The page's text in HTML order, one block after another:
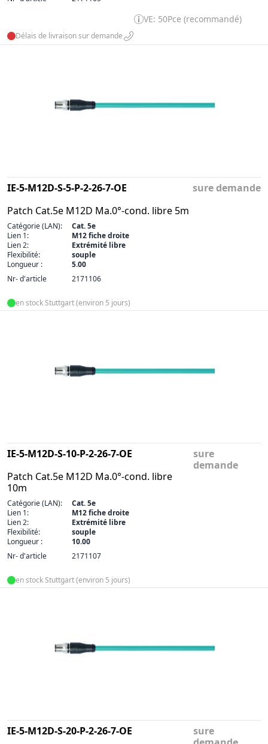
VE: 50Pce (recommandé)
Délais de livraison sur demande
IE-5-M12D-S-5-P-2-26-7-OE
Patch Cat.5e M12D Ma.0°-cond. libre 5m
sure demande
Catégorie (LAN):
Cat. 5e
Lien 1:
M12 fiche droite
Lien 2:
Extrémité libre
Flexibilité:
souple
Longueur :
5.00
Nr- d'article
2171106
en stock Stuttgart (environ 5 jours)
IE-5-M12D-S-10-P-2-26-7-OE
Patch Cat.5e M12D Ma.0°-cond. libre
10m
sure
demande
Catégorie (LAN):
Cat. 5e
Lien 1:
M12 fiche droite
Lien 2:
Extrémité libre
Flexibilité:
souple
Longueur :
10.00
Nr- d'article
2171107
en stock Stuttgart (environ 5 jours)
IE-5-M12D-S-20-P-2-26-7-OE
sure